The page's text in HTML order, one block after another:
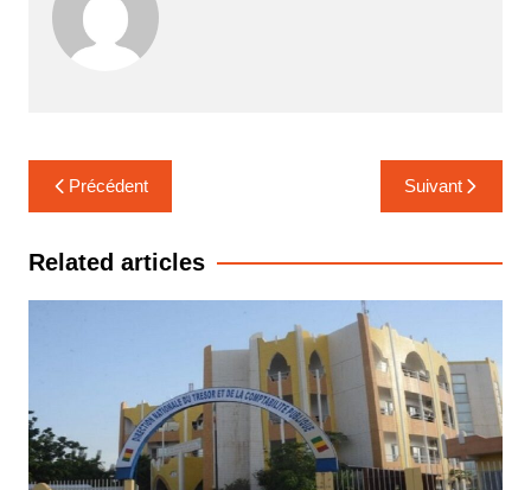
b
k
A
Navigation
de
l’article
Précédent Suivant
Related articles